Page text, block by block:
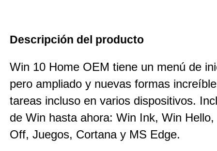
Descripción del producto
Win 10 Home OEM tiene un menú de
pero ampliado y nuevas formas
tareas incluso en varios dispositivos.
de Win hasta ahora: Win Ink, Win
Off, Juegos, Cortana y MS Edge.